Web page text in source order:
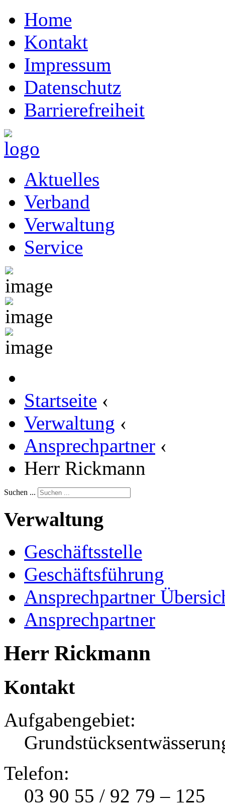
Home
Kontakt
Impressum
Datenschutz
Barrierefreiheit
Aktuelles
Verband
Verwaltung
Service
Startseite ‹
Verwaltung ‹
Ansprechpartner ‹
Herr Rickmann
Suchen ...
Verwaltung
Geschäftsstelle
Geschäftsführung
Ansprechpartner
Ansprechpartner
Herr Rickmann
Kontakt
Aufgabengebiet:
Telefon:
03 90 55 / 92 79 – 125